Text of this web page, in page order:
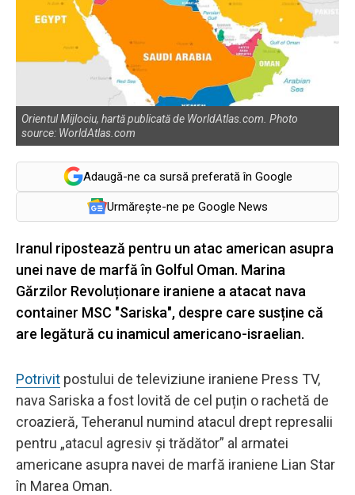
Orientul Mijlociu, hartă publicată de WorldAtlas.com. Photo
source: WorldAtlas.com
Adaugă-ne ca sursă preferată în Google
Urmărește-ne pe Google News
Iranul ripostează pentru un atac american asupra
unei nave de marfă în Golful Oman. Marina
Gărzilor Revoluționare iraniene a atacat nava
container MSC "Sariska", despre care susține că
are legătură cu inamicul americano-israelian.
Potrivit postului de televiziune iraniene Press TV,
nava Sariska a fost lovită de cel puțin o rachetă de
croazieră, Teheranul numind atacul drept represalii
pentru „atacul agresiv și trădător” al armatei
americane asupra navei de marfă iraniene Lian Star
în Marea Oman.